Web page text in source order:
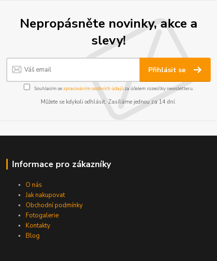
Nepropásněte novinky, akce a
slevy!
Přihlásit se
Souhlasím se zpracováním osobních údajůza účelem rozesílky newsletteru.
Můžete se kdykoli odhlásit. Zasíláme jednou za 14 dní.
Informace pro zákazníky
O nás
Jak nakupovat
Obchodní podmínky
Fotogalerie
Kontakty
Blog